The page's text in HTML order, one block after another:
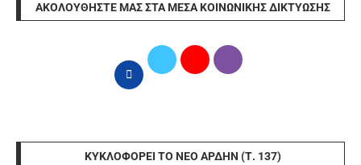
ΑΚΟΛΟΥΘΉΣΤΕ ΜΑΣ ΣΤΑ ΜΈΣΑ ΚΟΙΝΩΝΙΚΉΣ ΔΙΚΤΎΩΣΗΣ
ΚΥΚΛΟΦΟΡΕΊ ΤΟ ΝΈΟ ΆΡΔΗΝ (Τ. 137)